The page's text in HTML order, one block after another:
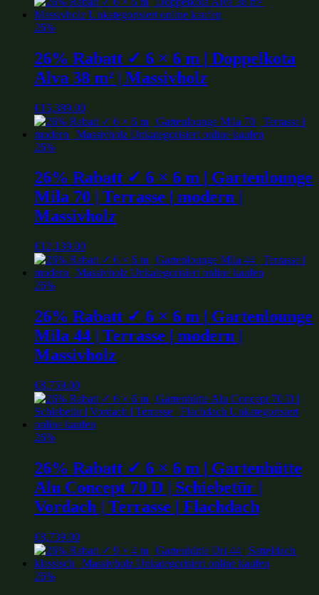
26%
26% Rabatt ✓ 6 × 6 m | Doppelkota
Alva 38 m² | Massivholz
€15,389.00
26%
26% Rabatt ✓ 6 × 6 m | Gartenlounge
Mila 70 | Terrasse | modern |
Massivholz
€12,139.00
26%
26% Rabatt ✓ 6 × 6 m | Gartenlounge
Mila 44 | Terrasse | modern |
Massivholz
€8,759.00
26%
26% Rabatt ✓ 6 × 6 m | Gartenhütte
Alu Concept 70 D | Schiebetür |
Vordach | Terrasse | Flachdach
€8,739.00
26%